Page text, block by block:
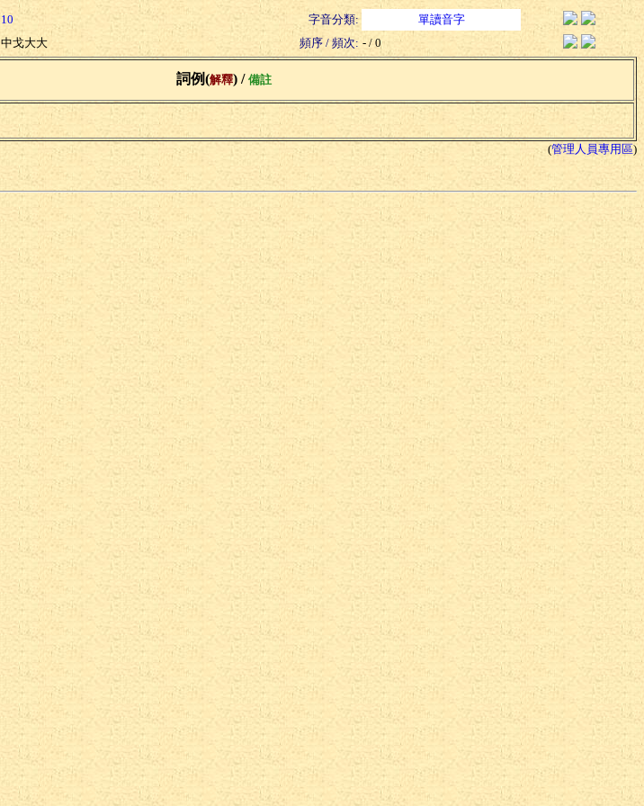
10 字音分類:
單讀音字
中戈大大 頻序 / 頻次: - / 0
詞例(解釋) / 備註
(管理人員專用區)